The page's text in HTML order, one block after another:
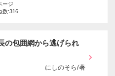
ージ
数:316
の包囲網から逃げられ
にしのそら/著